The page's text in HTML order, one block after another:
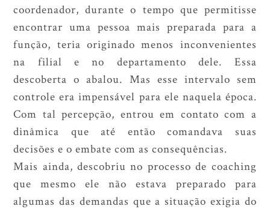
coordenador, durante o tempo que permitisse
encontrar uma pessoa mais preparada para a
função, teria originado menos inconvenientes
na filial e no departamento dele. Essa
descoberta o abalou. Mas esse intervalo sem
controle era impensável para ele naquela época.
Com tal percepção, entrou em contato com a
dinâmica que até então comandava suas
decisões e o embate com as consequências.
Mais ainda, descobriu no processo de coaching
que mesmo ele não estava preparado para
algumas das demandas que a situação exigia do